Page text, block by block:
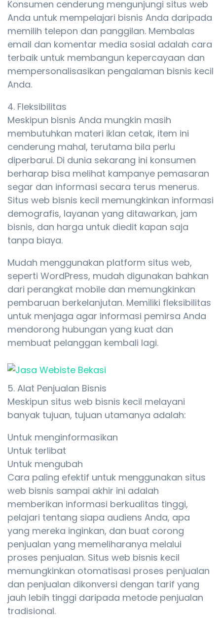
Konsumen cenderung mengunjungi situs web
Anda untuk mempelajari bisnis Anda daripada
memilih telepon dan panggilan. Membalas
email dan komentar media sosial adalah cara
terbaik untuk membangun kepercayaan dan
mempersonalisasikan pengalaman bisnis kecil
Anda.
4. Fleksibilitas
Meskipun bisnis Anda mungkin masih
membutuhkan materi iklan cetak, item ini
cenderung mahal, terutama bila perlu
diperbarui. Di dunia sekarang ini konsumen
berharap bisa melihat kampanye pemasaran
segar dan informasi secara terus menerus.
Situs web bisnis kecil memungkinkan informasi
demografis, layanan yang ditawarkan, jam
bisnis, dan harga untuk diedit kapan saja
tanpa biaya.
Mudah menggunakan platform situs web,
seperti WordPress, mudah digunakan bahkan
dari perangkat mobile dan memungkinkan
pembaruan berkelanjutan. Memiliki fleksibilitas
untuk menjaga agar informasi pemirsa Anda
mendorong hubungan yang kuat dan
membuat pelanggan kembali lagi.
5. Alat Penjualan Bisnis
Meskipun situs web bisnis kecil melayani
banyak tujuan, tujuan utamanya adalah:
Untuk menginformasikan
Untuk terlibat
Untuk mengubah
Cara paling efektif untuk menggunakan situs
web bisnis sampai akhir ini adalah
memberikan informasi berkualitas tinggi,
pelajari tentang siapa audiens Anda, apa
yang mereka inginkan, dan buat corong
penjualan yang memeliharanya melalui
proses penjualan. Situs web bisnis kecil
memungkinkan otomatisasi proses penjualan
dan penjualan dikonversi dengan tarif yang
jauh lebih tinggi daripada metode penjualan
tradisional.